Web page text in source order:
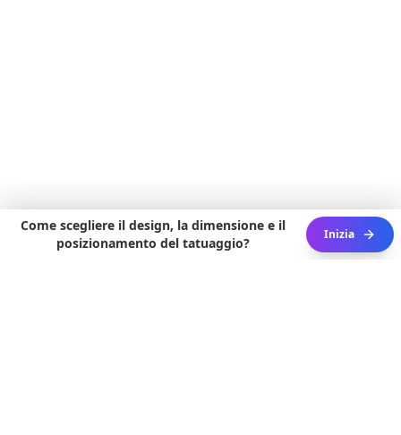
Come scegliere il design, la dimensione e il
posizionamento del tatuaggio?
Inizia